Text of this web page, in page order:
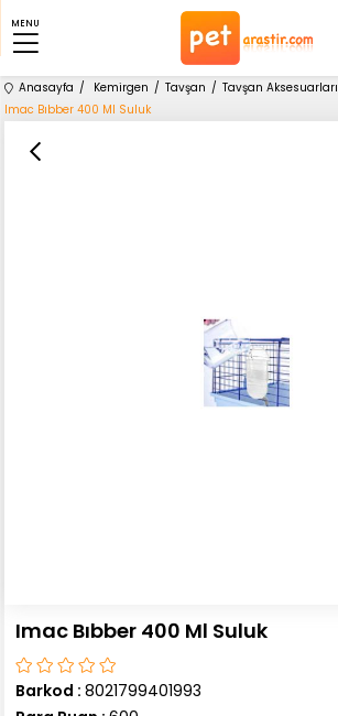
MENU
Anasayfa Kemirgen Tavşan
Tavşan Aksesuarları
Imac Bıbber 400 Ml Suluk
Imac Bıbber 400 Ml Suluk
Barkod : 8021799401993